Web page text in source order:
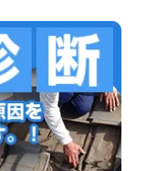
ペイント官